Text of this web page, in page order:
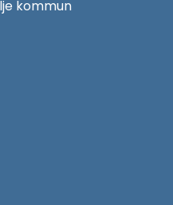
kommun